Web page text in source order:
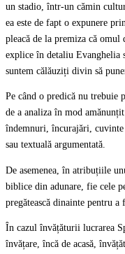
un stadio, într-un cămin
ea este de fapt o expunere
pleacă de la premiza că
explice în detaliu Evanghelia
suntem călăuziți divin să
Pe când o predică nu trebuie
de a analiza în mod
îndemnuri, încurajări,
sau textuală argumentată.
De asemenea, în atribuțiile
biblice din adunare, fie cele
pregătească dinainte pentru
În cazul învățăturii lucrarea
învățare, încă de acasă,